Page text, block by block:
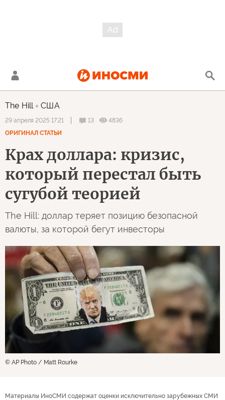
The Hill США
29 апреля 2025 17:21 13
4836
ОРИГИНАЛ СТАТЬИ
Крах доллара: кризис,
который перестал быть
сугубой теорией
The Hill: доллар теряет позицию безопасной
валюты, за которой бегут инвесторы
© AP Photo / Matt Rourke
Материалы ИноСМИ содержат оценки исключительно зарубежных СМИ